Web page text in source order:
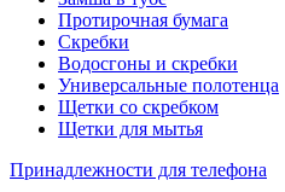
Протирочная бумага
Скребки
Водосгоны и скребки
Универсальные полотенца
Щетки со скребком
Щетки для мытья
Принадлежности для телефона